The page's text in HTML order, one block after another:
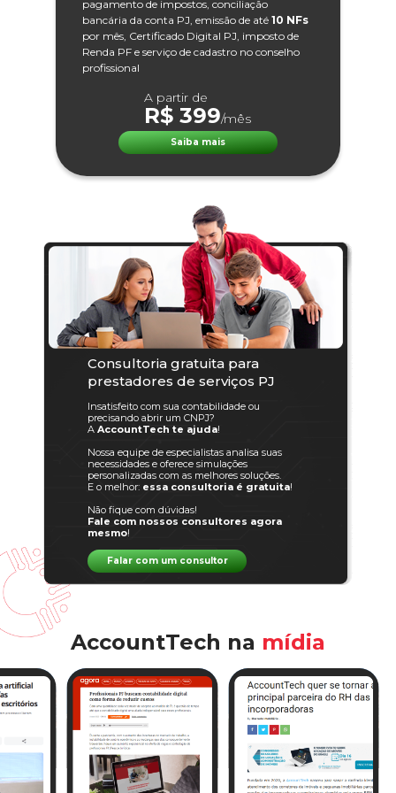
pagamento de impostos, conciliação
bancária da conta PJ, emissão de até 10 NFs
por mês, Certificado Digital PJ, imposto de
Renda PF e serviço de cadastro no conselho
profissional
A partir de
R$ 399/mês
Saiba mais
Consultoria gratuita para
prestadores de serviços PJ
Insatisfeito com sua contabilidade ou
precisando abrir um CNPJ?
A AccountTech te ajuda!
Nossa equipe de especialistas analisa suas
necessidades e oferece simulações
personalizadas com as melhores soluções.
E o melhor: essa consultoria é gratuita!
Não fique com dúvidas!
Fale com nossos consultores agora
mesmo!
Falar com um consultor
AccountTech na mídia